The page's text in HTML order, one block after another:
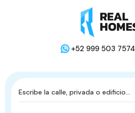
+52 999 503 7574